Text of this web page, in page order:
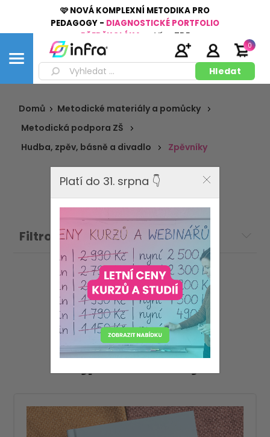
🩷 NOVÁ KOMPLEXNÍ METODIKA PRO
PEDAGOGY - DIAGNOSTICKÉ PORTFOLIO
PŘEDŠKOLÁKA
Více ZDE
0
Domů
Metodické materiály a pomůcky
Metodická podpora ZŠ
Hudba, zpěv, básně a divadlo
Zpěvníky
Filtrovat:
Zpěvníky
Nejprodávanější
Platí do 31. srpna 👇